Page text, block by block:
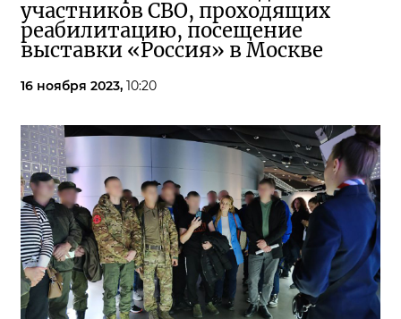
участников СВО, проходящих
реабилитацию, посещение
выставки «Россия» в Москве
16 ноября 2023, 10:20